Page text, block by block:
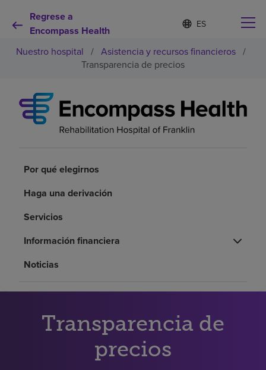
Regrese a
Encompass Health
Lista
de
idiomas
contraída
d
o
m
e
c
Por qué debe elegirnos
Servicios de rehabilitación
Pacientes y cuidadores
Acerca de nosotros
Inversores
Nuestro hospital / Asistencia y recursos financieros /
Transparencia de precios
Por qué elegirnos
Haga una derivación
Servicios
Información financiera
Noticias
Transparencia de
precios